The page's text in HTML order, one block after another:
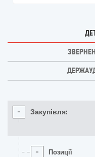
- Закупівля:
- Позиції